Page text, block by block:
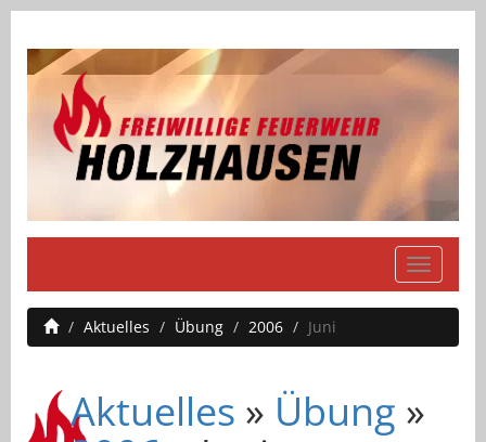
Aktuelles
Übung 2006 Juni
Aktuelles » Übung »